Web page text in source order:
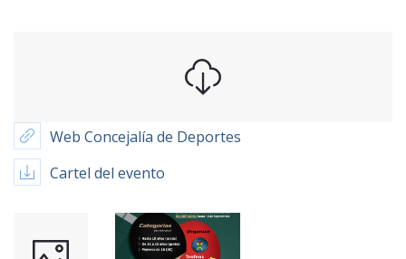
Web Concejalía de Deportes
Cartel del evento